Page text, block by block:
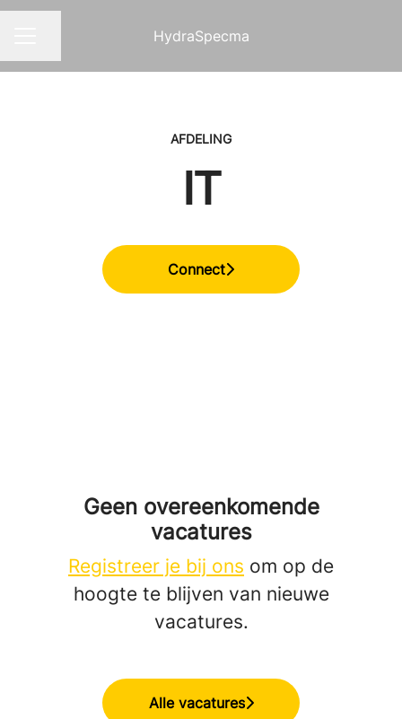
HydraSpecma
AFDELING
IT
Connect
Geen overeenkomende
vacatures
Registreer je bij ons om op de
hoogte te blijven van nieuwe
vacatures.
Alle vacatures